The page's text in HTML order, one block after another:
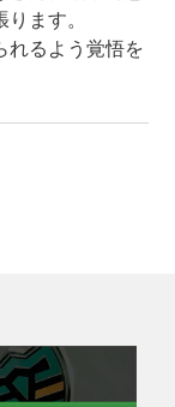
ます。
れるよう覚悟を